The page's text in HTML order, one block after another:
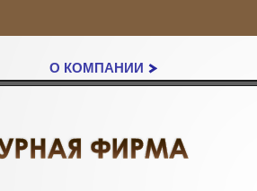
О КОМПАНИИ